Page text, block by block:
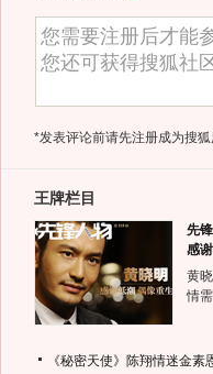
*发表评论前请先注册成为搜
王牌栏目
先
感
黄
情
《秘密天使》陈翔情迷金素